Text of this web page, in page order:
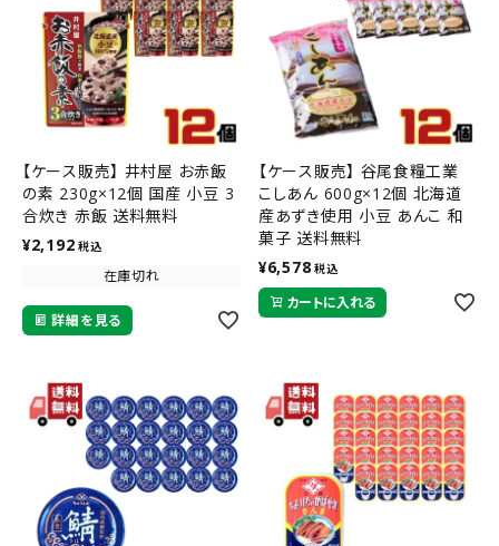
【ケース販売】 井村屋 お赤飯
の素 230g×12個 国産 小豆 3
合炊き 赤飯 送料無料
¥2,192 税込
在庫切れ
詳細を見る
【ケース販売】 谷尾食糧工業
こしあん 600g×12個 北海道
産あずき使用 小豆 あんこ 和
菓子 送料無料
¥6,578 税込
カートに入れる